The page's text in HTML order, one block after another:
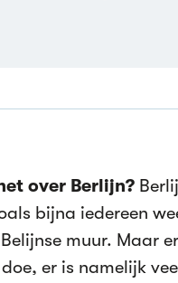
over Berlijn?
bijna iedereen
muur. Maar
er is namelijk